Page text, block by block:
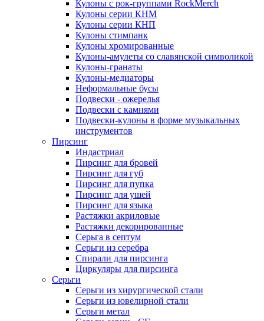
Кулоны с рок-группами RockMerch
Кулоны серии КНМ
Кулоны серии КНП
Кулоны стимпанк
Кулоны хромированные
Кулоны-амулеты со славянской символикой
Кулоны-гранаты
Кулоны-медиаторы
Неформальные бусы
Подвески - ожерелья
Подвески с камнями
Подвески-кулоны в форме музыкальных
инструментов
Пирсинг
Индастриал
Пирсинг для бровей
Пирсинг для губ
Пирсинг для пупка
Пирсинг для ушей
Пирсинг для языка
Растяжки акриловые
Растяжки декорированные
Серьга в септум
Серьги из серебра
Спирали для пирсинга
Циркуляры для пирсинга
Серьги
Серьги из хирургической стали
Серьги из ювелирной стали
Серьги метал